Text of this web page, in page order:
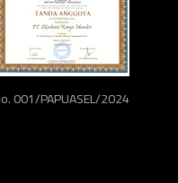
001/PAPUASEL/2024